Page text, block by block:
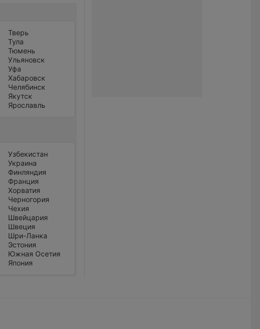
Тверь
Тула
Тюмень
Ульяновск
Уфа
Хабаровск
Челябинск
Якутск
Ярославль
Узбекистан
Украина
Финляндия
Франция
Хорватия
Черногория
Чехия
Швейцария
Швеция
Шри-Ланка
Эстония
Южная Осетия
Япония